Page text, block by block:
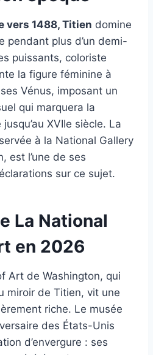
vers 1488, Titien domine
pendant plus d’un demi-
puissants, coloriste
la figure féminine à
Vénus, imposant un
qui marquera la
XVIIe siècle. La
à la National Gallery
est l’une de ses
sur ce sujet.
La National
en 2026
Art de Washington, qui
miroir de Titien, vit une
riche. Le musée
des États-Unis
d’envergure : ses